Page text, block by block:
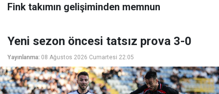
Fink takımın gelişiminden memnun
Yeni sezon öncesi tatsız prova 3-0
Yayınlanma: 08 Ağustos 2026 Cumartesi 22:05